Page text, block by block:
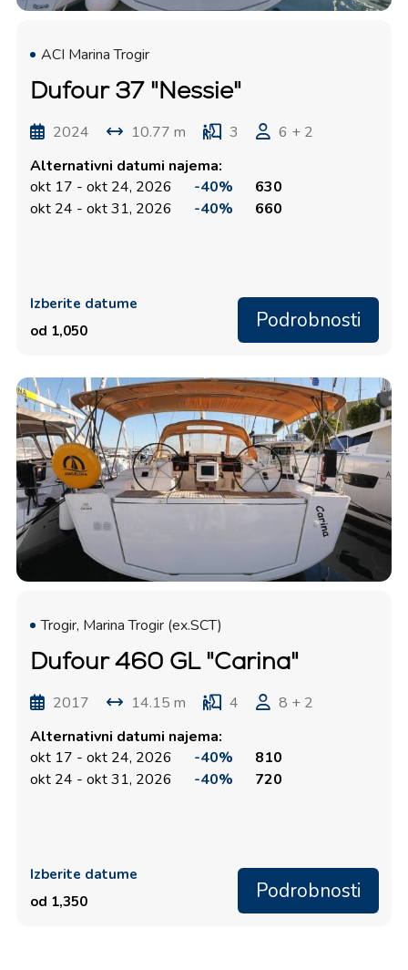
ACI Marina Trogir
Dufour 37 "Nessie"
2024 10.77 m 3
6 + 2
Alternativni datumi najema:
okt 17 - okt 24, 2026
-40%
630
okt 24 - okt 31, 2026
-40% 660
Izberite datume
od 1,050
Podrobnosti
Trogir, Marina Trogir (ex.SCT)
Dufour 460 GL "Carina"
2017 14.15 m 4
8 + 2
Alternativni datumi najema:
okt 17 - okt 24, 2026
-40%
810
okt 24 - okt 31, 2026
-40% 720
Izberite datume
od 1,350
Podrobnosti